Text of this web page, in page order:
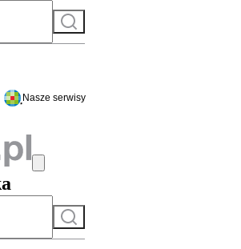
Szukaj
do serwisu
Nasze serwisy
Szukaj